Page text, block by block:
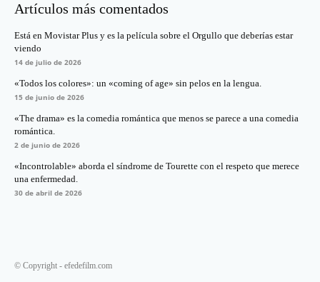
Artículos más comentados
Está en Movistar Plus y es la película sobre el Orgullo que deberías estar
viendo
14 de julio de 2026
«Todos los colores»: un «coming of age» sin pelos en la lengua.
15 de junio de 2026
«The drama» es la comedia romántica que menos se parece a una comedia
romántica.
2 de junio de 2026
«Incontrolable» aborda el síndrome de Tourette con el respeto que merece
una enfermedad.
30 de abril de 2026
© Copyright - efedefilm.com